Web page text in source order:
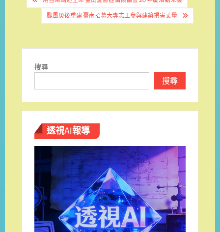
章
覽
颱風災後重建 臺南招募大專志工參與建築損害丈量
搜尋
搜尋
透視AI報導